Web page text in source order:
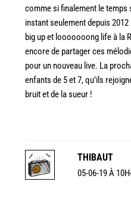
comme si finalement le temps
instant seulement depuis
big up et looooooong life à la
encore de partager ces
pour un nouveau live. La
enfants de 5 et 7, qu’ils
bruit et de la sueur !
THIBAUT
05-06-19 À